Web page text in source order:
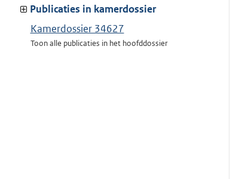
van:
Publicaties in kamerdossier
Kamerdossier 34627
Toon alle publicaties in het hoofddossier